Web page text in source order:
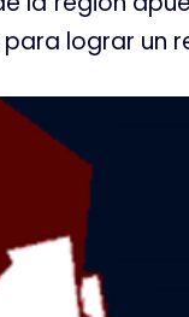
lograr